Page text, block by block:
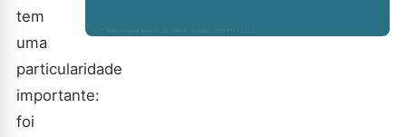
tem
uma
particularidade
importante:
foi
* Responsável técnico: Dr. Renan Abdalla, CRM-PR 42232